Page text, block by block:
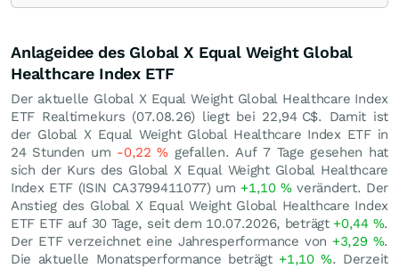
Anlageidee des Global X Equal Weight Global
Healthcare Index ETF
Der aktuelle Global X Equal Weight Global Healthcare Index
ETF Realtimekurs (07.08.26) liegt bei 22,94 C$. Damit ist
der Global X Equal Weight Global Healthcare Index ETF in
24 Stunden um -0,22% gefallen. Auf 7 Tage gesehen hat
sich der Kurs des Global X Equal Weight Global Healthcare
Index ETF (ISIN CA3799411077) um +1,10%verändert. Der
Anstieg des Global X Equal Weight Global Healthcare Index
ETF ETF auf 30 Tage, seit dem 10.07.2026, beträgt +0,44 %.
Der ETF verzeichnet eine Jahresperformance von +3,29 %.
Die aktuelle Monatsperformance beträgt +1,10%. Derzeit